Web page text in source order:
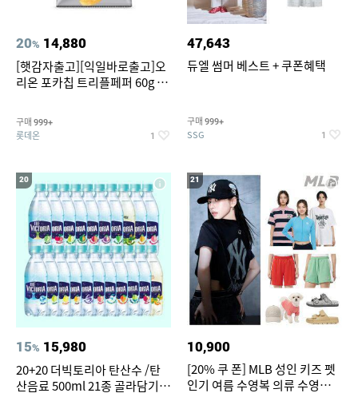
20% 14,880
[햇감자출고][익일바로출고]오
리온 포카칩 트리플페퍼 60g 12
구매 999+
롯데온 1
47,643
듀엘 썸머 베스트 + 쿠폰혜택
구매 999+
SSG 1
20
15% 15,980
20+20 더빅토리아 탄산수 /탄
산음료 500ml 21종 골라담기
21
10,900
[20% 쿠 폰] MLB 성인 키즈 펫
인기 여름 수영복 의류 수영복